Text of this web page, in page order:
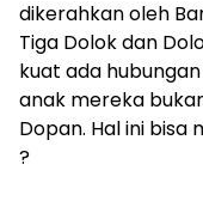
dikerahkan oleh
Tiga Dolok dan
kuat ada
anak mereka
Dopan. Hal ini
?